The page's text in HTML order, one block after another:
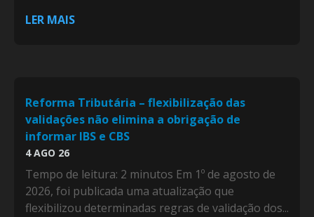
LER MAIS
Reforma Tributária – flexibilização das
validações não elimina a obrigação de
informar IBS e CBS
4 AGO 26
Tempo de leitura: 2 minutos Em 1º de agosto de
2026, foi publicada uma atualização que
flexibilizou determinadas regras de validação dos...